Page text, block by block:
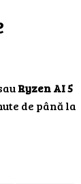
Ryzen AI 5
de până la